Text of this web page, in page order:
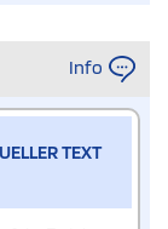
Info
TEXT